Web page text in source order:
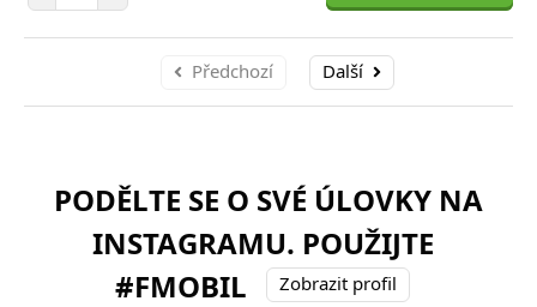
Předchozí Další
PODĚLTE SE O SVÉ ÚLOVKY NA
INSTAGRAMU. POUŽIJTE
#FMOBIL
Zobrazit profil